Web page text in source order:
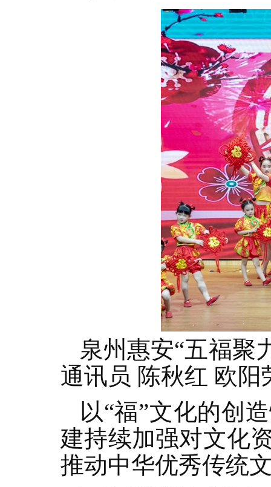
泉州惠安“五福聚
通讯员 陈秋红 欧阳
以“福”文化的创
建持续加强对文化
推动中华优秀传统